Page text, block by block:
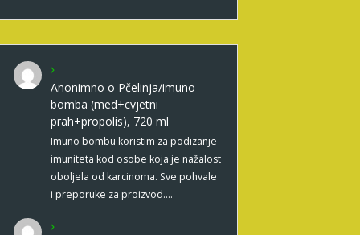
Anonimno o Pčelinja/imuno
bomba (med+cvjetni
prah+propolis), 720 ml
Imuno bombu koristim za podizanje
imuniteta kod osobe koja je nažalost
oboljela od karcinoma. Sve pohvale
i preporuke za proizvod.…